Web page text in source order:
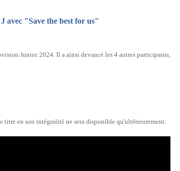
avec "Save the best for us"
Junior 2024. Il a ainsi devancé les 4 autres participants,
titre en son intégralité ne sera disponible qu'ultérieurement.